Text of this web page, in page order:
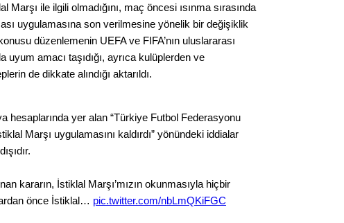
Marşı ile ilgili olmadığını, maç öncesi ısınma sırasında
uygulamasına son verilmesine yönelik bir değişiklik
düzenlemenin UEFA ve FIFA’nın uluslararası
uyum amacı taşıdığı, ayrıca kulüplerden ve
de dikkate alındığı aktarıldı.
hesaplarında yer alan “Türkiye Futbol Federasyonu
Marşı uygulamasını kaldırdı” yönündeki iddialar
kararın, İstiklal Marşı’mızın okunmasıyla hiçbir
önce İstiklal… pic.twitter.com/nbLmQKiFGC